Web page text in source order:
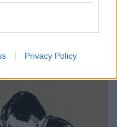
Privacy Policy
kép szerint ő a